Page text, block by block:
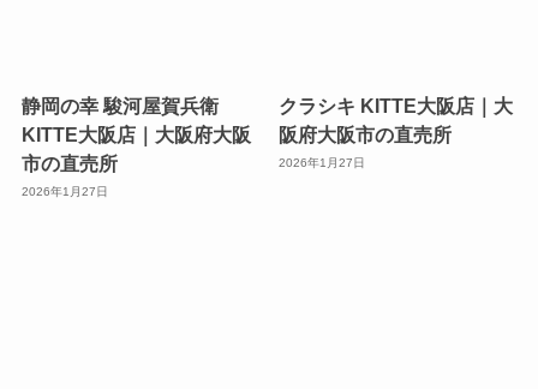
静岡の幸 駿河屋賀兵衛
KITTE大阪店｜大阪府大阪
市の直売所
2026年1月27日
クラシキ KITTE大阪店｜大
阪府大阪市の直売所
2026年1月27日